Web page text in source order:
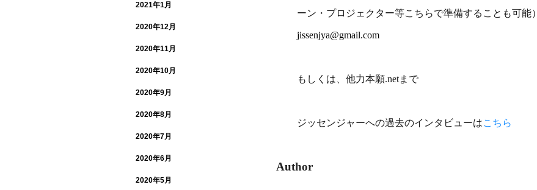
ーン・プロジェクター等こちらで準備することも可能）
jissenjya@gmail.com
もしくは、他力本願.netまで
ジッセンジャーへの過去のインタビューはこちら
Author
2021年1月
2020年12月
2020年11月
2020年10月
2020年9月
2020年8月
2020年7月
2020年6月
2020年5月